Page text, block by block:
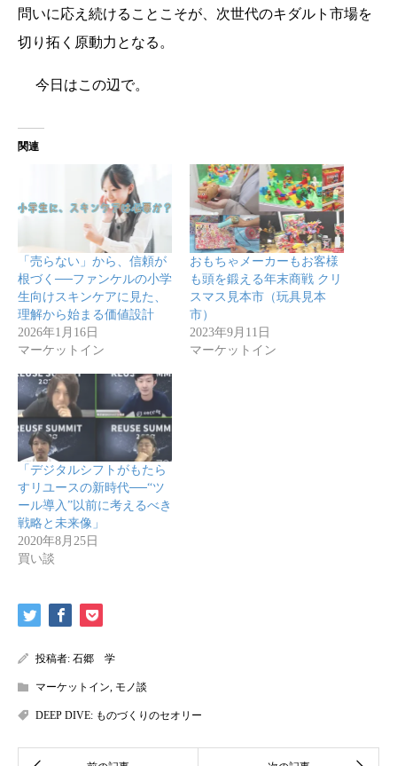
問いに応え続けることこそが、次世代のキダルト市場を
切り拓く原動力となる。
今日はこの辺で。
関連
「売らない」から、信頼が
根づく──ファンケルの小学
生向けスキンケアに見た、
理解から始まる価値設計
2026年1月16日
マーケットイン
おもちゃメーカーもお客様
も頭を鍛える年末商戦 クリ
スマス見本市（玩具見本
市）
2023年9月11日
マーケットイン
「デジタルシフトがもたら
すリユースの新時代──“ツ
ール導入”以前に考えるべき
戦略と未来像」
2020年8月25日
買い談
投稿者: 石郷 学
マーケットイン, モノ談
DEEP DIVE: ものづくりのセオリー